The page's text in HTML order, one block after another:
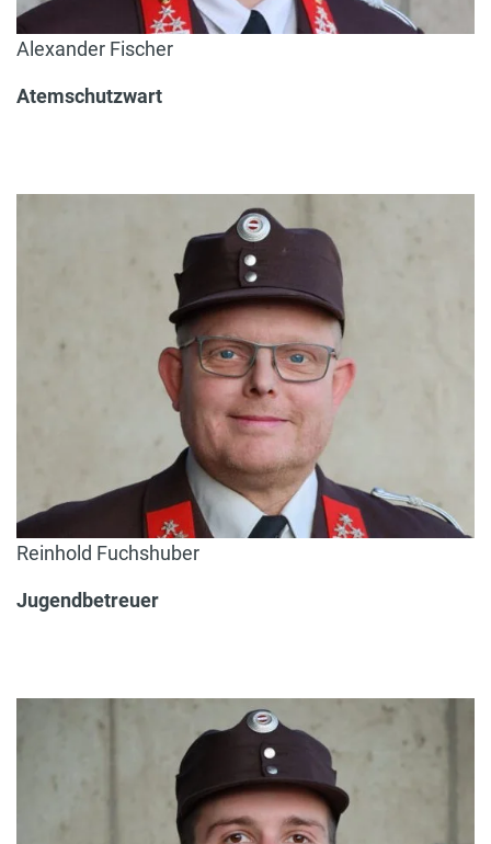
Alexander Fischer
Atemschutzwart
Reinhold Fuchshuber
Jugendbetreuer